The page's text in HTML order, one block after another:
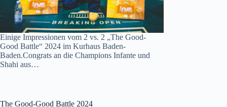
Einige Impressionen vom 2 vs. 2 „The Good-
Good Battle“ 2024 im Kurhaus Baden-
Baden.Congrats an die Champions Infante und
Shahi aus…
The Good-Good Battle 2024